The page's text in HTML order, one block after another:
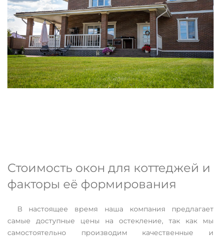
Стоимость окон для коттеджей и
факторы её формирования
В настоящее время наша компания предлагает
самые доступные цены на остекление, так как мы
самостоятельно производим качественные и